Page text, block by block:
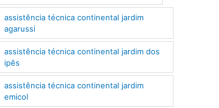
assistência técnica continental jardim
agarussi
assistência técnica continental jardim dos
ipês
assistência técnica continental jardim
emicol